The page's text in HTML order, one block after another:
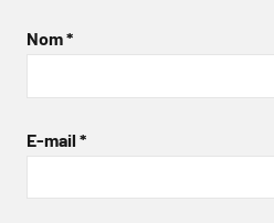
Nom*
E-mail *